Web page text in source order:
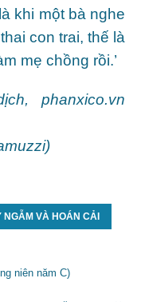
khi một bà nghe
con trai, thế là
mẹ chồng rồi.’
phanxico.vn
NGẪM VÀ HOÁN CẢI
niên năm C)